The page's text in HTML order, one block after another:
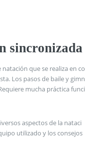
sincronizada
que se realiza en co
Los pasos de baile y gimn
mucha práctica funci
aspectos de la nataci
utilizado y los consejos